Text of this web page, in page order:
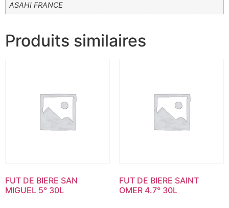
ASAHI FRANCE
Produits similaires
FUT DE BIERE SAN
MIGUEL 5° 30L
FUT DE BIERE SAINT
OMER 4.7° 30L